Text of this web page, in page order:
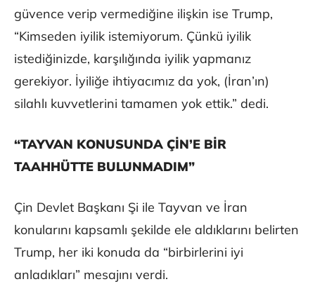
güvence verip vermediğine ilişkin ise Trump,
“Kimseden iyilik istemiyorum. Çünkü iyilik
istediğinizde, karşılığında iyilik yapmanız
gerekiyor. İyiliğe ihtiyacımız da yok, (İran’ın)
silahlı kuvvetlerini tamamen yok ettik.” dedi.
“TAYVAN KONUSUNDA ÇİN’E BİR
TAAHHÜTTE BULUNMADIM”
Çin Devlet Başkanı Şi ile Tayvan ve İran
konularını kapsamlı şekilde ele aldıklarını belirten
Trump, her iki konuda da “birbirlerini iyi
anladıkları” mesajını verdi.